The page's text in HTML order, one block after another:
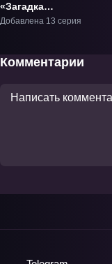
«Загадка
заснеженного
Добавлена 13 серия
Комментарии